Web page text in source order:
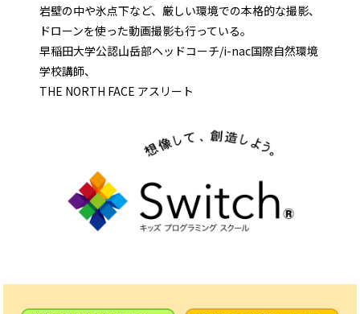
岩壁の中や氷点下など、厳しい環境での本格的な撮影、
ドローンを使った動画撮影も行っている。
早稲田大学公認山岳部ヘッドコーチ/i-nac国際自然環境
学校講師、
THE NORTH FACE アスリート